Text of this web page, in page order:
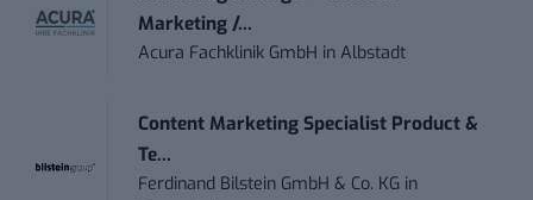
Marketing /...
Acura Fachklinik GmbH inAlbstadt
Content Marketing Specialist Product &
Te...
Ferdinand Bilstein GmbH & Co. KG in